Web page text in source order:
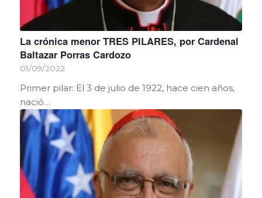
La crónica menor TRES PILARES, por Cardenal
Baltazar Porras Cardozo
01/09/2022
Primer pilar: El 3 de julio de 1922, hace cien años,
nació…